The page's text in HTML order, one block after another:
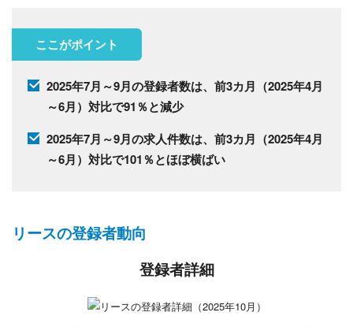
ここがポイント
2025年7月～9月の登録者数は、前3カ月（2025年4月
～6月）対比で91％と減少
2025年7月～9月の求人件数は、前3カ月（2025年4月
～6月）対比で101％とほぼ横ばい
リースの登録者動向
登録者詳細